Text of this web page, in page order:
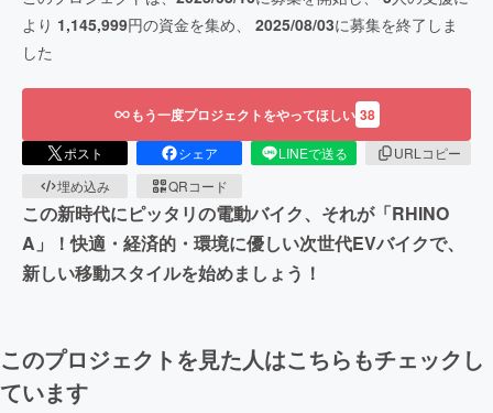
より 1,145,999円の資金を集め、 2025/08/03に募集を終了しま
した
もう一度プロジェクトをやってほしい 38
ポスト シェア LINEで送る
URLコピー
埋め込み
QRコード
この新時代にピッタリの電動バイク、それが「RHINO
A」！快適・経済的・環境に優しい次世代EVバイクで、
新しい移動スタイルを始めましょう！
このプロジェクトを見た人はこちらもチェックし
ています